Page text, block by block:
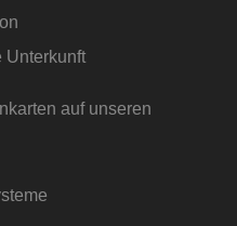
Unterkunft
auf unseren